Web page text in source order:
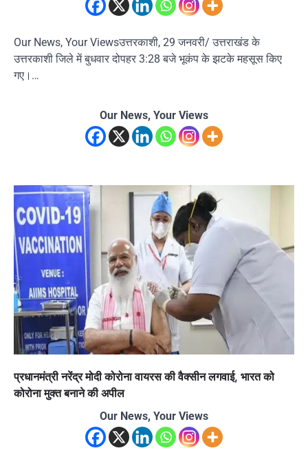
Our News, Your Viewsउत्तरकाशी, 29 जनवरी/ उत्तराखंड के
उत्तरकाशी जिले में बुधवार दोपहर 3:28 बजे भूकंप के झटके महसूस किए
गए।…
Our News, Your Views
प्रधानमंत्री नरेंद्र मोदी कोरोना वायरस की वैक्सीन लगवाई, भारत को
कोरोना मुक्त बनाने की अपील
Our News, Your Views